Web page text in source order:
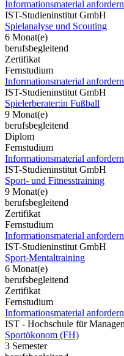
Informationsmaterial anfordern
IST-Studieninstitut GmbH
Spielanalyse und Scouting
6 Monat(e)
berufsbegleitend
Zertifikat
Fernstudium
Informationsmaterial anfordern
IST-Studieninstitut GmbH
Spielerberater:in Fußball
9 Monat(e)
berufsbegleitend
Diplom
Fernstudium
Informationsmaterial anfordern
IST-Studieninstitut GmbH
Sport- und Fitnesstraining
9 Monat(e)
berufsbegleitend
Zertifikat
Fernstudium
Informationsmaterial anfordern
IST-Studieninstitut GmbH
Sport-Mentaltraining
6 Monat(e)
berufsbegleitend
Zertifikat
Fernstudium
Informationsmaterial anfordern
IST - Hochschule für
Sportökonom (FH)
3 Semester